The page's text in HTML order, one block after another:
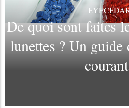
De quoi sont faites
lunettes ? Un guide